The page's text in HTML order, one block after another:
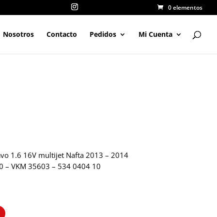
0 elementos
Nosotros Contacto Pedidos Mi Cuenta
1.6 16V multijet Nafta 2013 – 2014
– VKM 35603 – 534 0404 10